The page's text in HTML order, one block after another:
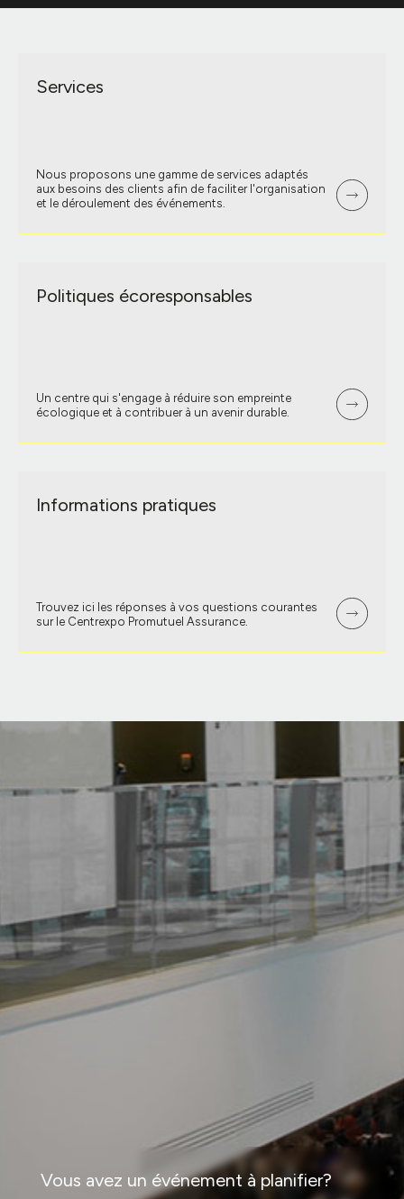
Services
Nous proposons une gamme de services adaptés
aux besoins des clients afin de faciliter l'organisation
et le déroulement des événements.
Politiques écoresponsables
Un centre qui s'engage à réduire son empreinte
écologique et à contribuer à un avenir durable.
Informations pratiques
Trouvez ici les réponses à vos questions courantes
sur le Centrexpo Promutuel Assurance.
Vous avez un événement à planifier?